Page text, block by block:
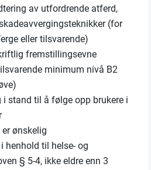
av utfordrende atferd,
(for
eller tilsvarende)
fremstillingsevne
minimum nivå B2
stand til å følge opp brukere i
er ønskelig
henhold til helse- og
§ 5-4, ikke eldre enn 3